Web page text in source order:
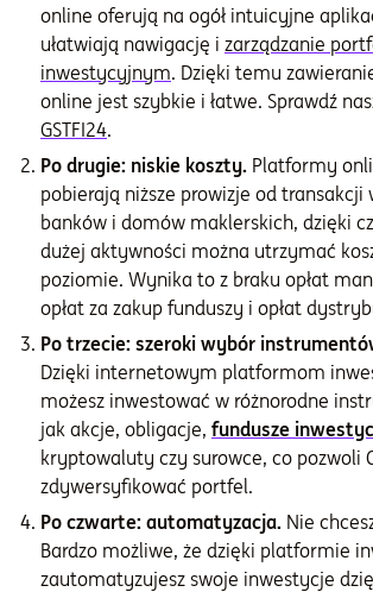
online oferują na ogół intuicyjne
ułatwiają nawigację i zarządzanie
inwestycyjnym. Dzięki temu
online jest szybkie i łatwe. Sprawdź
GSTFI24.
Po drugie: niskie koszty. Platformy
pobierają niższe prowizje od transakcji
banków i domów maklerskich, dzięki
dużej aktywności można utrzymać
poziomie. Wynika to z braku opłat
opłat za zakup funduszy i opłat
Po trzecie: szeroki wybór
Dzięki internetowym platformom
możesz inwestować w różnorodne
jak akcje, obligacje, fundusze
kryptowaluty czy surowce, co pozwoli
zdywersyfikować portfel.
Po czwarte: automatyzacja. Nie
Bardzo możliwe, że dzięki platformie
zautomatyzujesz swoje inwestycje